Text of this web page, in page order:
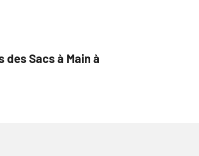
des Sacs à Main à